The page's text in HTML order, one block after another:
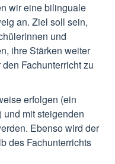
wir eine bilinguale
an. Ziel soll sein,
und
ihre Stärken weiter
Fachunterricht zu
erfolgen (ein
mit steigenden
Ebenso wird der
des Fachunterrichts